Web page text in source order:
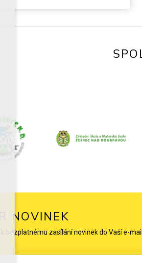
NOVINEK
k bezplatnému zasílání novinek do Vaší e-